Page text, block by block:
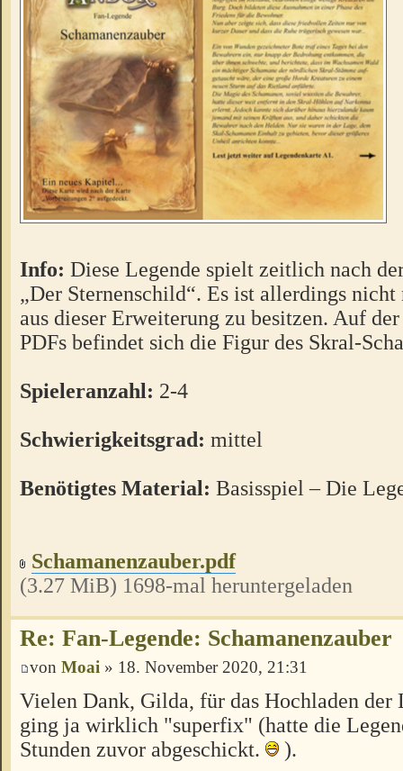
Info: Diese Legende spielt zeitlich nach
„Der Sternenschild“. Es ist allerdings
aus dieser Erweiterung zu besitzen. Auf
PDFs befindet sich die Figur des Skral-
Spieleranzahl: 2-4
Schwierigkeitsgrad: mittel
Benötigtes Material: Basisspiel – Die
Schamanenzauber.pdf
(3.27 MiB) 1698-mal heruntergeladen
Re: Fan-Legende: Schamanenzauber
von Moai » 18. November 2020, 21:31
Vielen Dank, Gilda, für das Hochladen der
ging ja wirklich "superfix" (hatte die
Stunden zuvor abgeschickt.
).